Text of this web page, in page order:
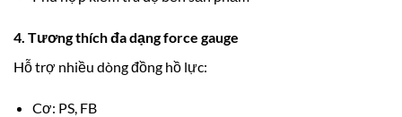
4. Tương thích đa dạng force gauge
Hỗ trợ nhiều dòng đồng hồ lực:
Cơ: PS, FB